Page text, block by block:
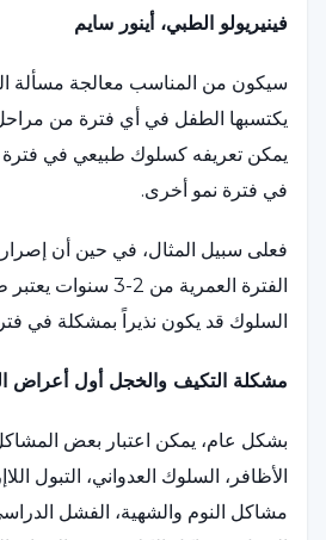
فينيريولو الطبي، أينور سايم
سيكون من المناسب معالجة مسألة
يكتسبها الطفل في أي فترة من
يمكن تعريفه كسلوك طبيعي في فترة
في فترة نمو أخرى.
فعلى سبيل المثال، في حين أن
الفترة العمرية من 2-3
السلوك قد يكون نذيراً بمشكلة في
مشكلة التكيف والخجل أول أعراض
بشكل عام، يمكن اعتبار بعض
الأظافر، السلوك العدواني، التبول
مشاكل النوم والشهية، الفشل